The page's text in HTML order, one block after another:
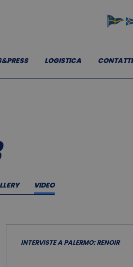
LOGISTICA CONTATTI
VIDEO
INTERVISTE A PALERMO: RENOIR